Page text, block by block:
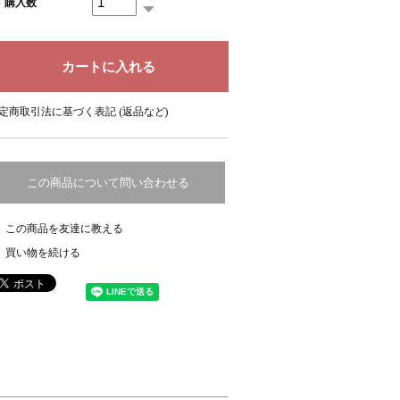
商取引法に基づく表記 (返品など)
この商品について問い合わせる
この商品を友達に教える
買い物を続ける